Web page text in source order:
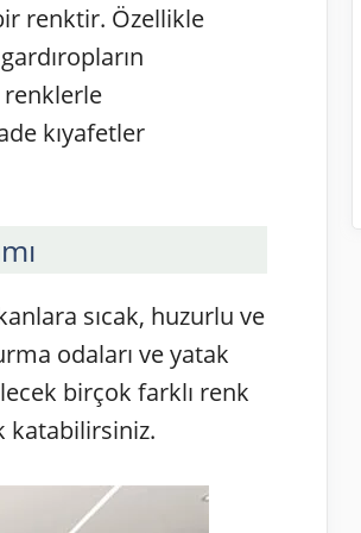
renktir. Özellikle
renklerle
kıyafetler
sıcak, huzurlu ve
odaları ve yatak
birçok farklı renk
katabilirsiniz.